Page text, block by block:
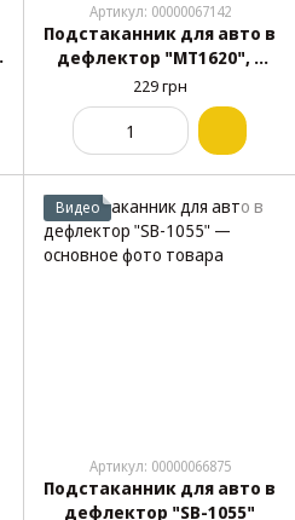
Артикул: 00000067142
Подстаканник для авто в
дефлектор "MT1620", с
крючком, пластик ABS,
Черный
229 грн
Видео
Артикул: 00000066875
Подстаканник для авто в
дефлектор "SB-1055"